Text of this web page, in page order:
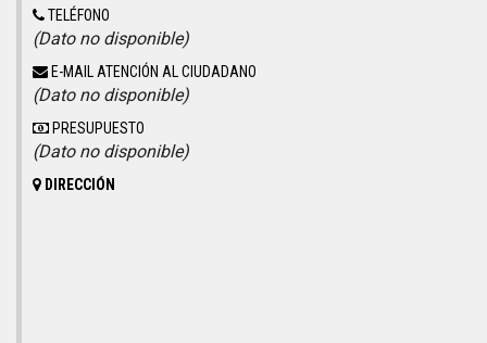
TELÉFONO
(Dato no disponible)
E-MAIL ATENCIÓN AL CIUDADANO
(Dato no disponible)
PRESUPUESTO
(Dato no disponible)
DIRECCIÓN